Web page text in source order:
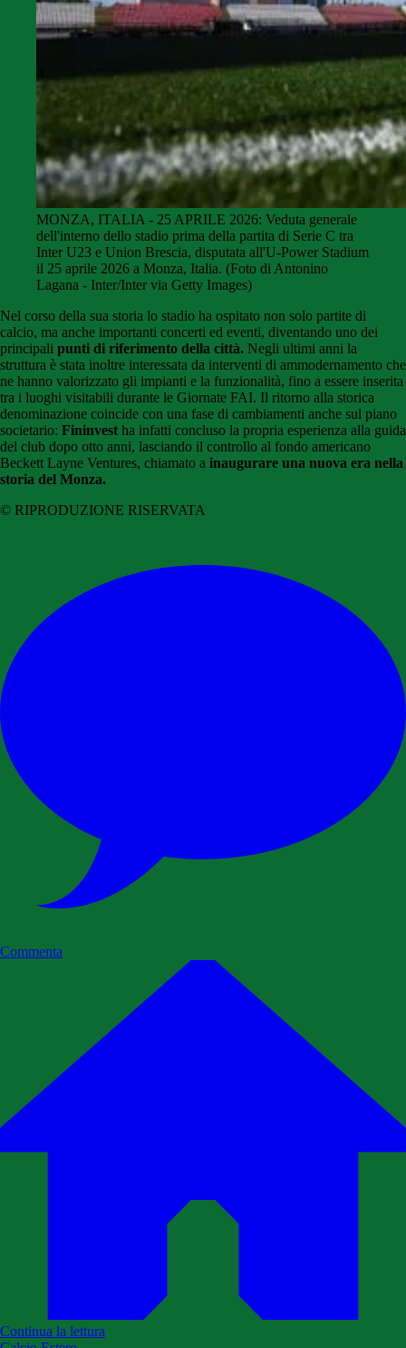
MONZA, ITALIA - 25 APRILE 2026: Veduta generale
dell'interno dello stadio prima della partita di Serie C tra
Inter U23 e Union Brescia, disputata all'U-Power Stadium
il 25 aprile 2026 a Monza, Italia. (Foto di Antonino
Lagana - Inter/Inter via Getty Images)
Nel corso della sua storia lo stadio ha ospitato non solo partite di
calcio, ma anche importanti concerti ed eventi, diventando uno dei
principali punti di riferimento della città. Negli ultimi anni la
struttura è stata inoltre interessata da interventi di ammodernamento che
ne hanno valorizzato gli impianti e la funzionalità, fino a essere inserita
tra i luoghi visitabili durante le Giornate FAI. Il ritorno alla storica
denominazione coincide con una fase di cambiamenti anche sul piano
societario: Fininvest ha infatti concluso la propria esperienza alla guida
del club dopo otto anni, lasciando il controllo al fondo americano
Beckett Layne Ventures, chiamato a inaugurare una nuova era nella
storia del Monza.
© RIPRODUZIONE RISERVATA
Commenta
Continua la lettura